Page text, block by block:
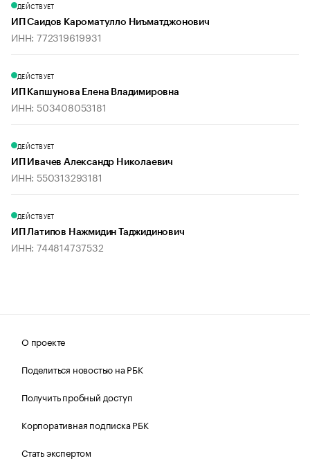
ДЕЙСТВУЕТ
ИП Саидов Кароматулло Ниъматджонович
ИНН: 772319619931
ДЕЙСТВУЕТ
ИП Капшунова Елена Владимировна
ИНН: 503408053181
ДЕЙСТВУЕТ
ИП Ивачев Александр Николаевич
ИНН: 550313293181
ДЕЙСТВУЕТ
ИП Латипов Нажмидин Таджидинович
ИНН: 744814737532
О проекте
Поделиться новостью на РБК
Получить пробный доступ
Корпоративная подписка РБК
Стать экспертом